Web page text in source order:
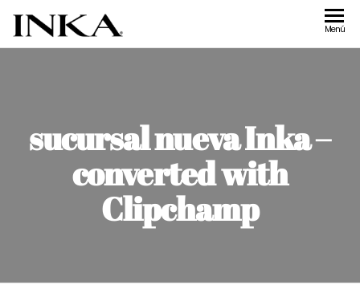
accesorios
Menú
sucursal nueva Inka –
converted with
Clipchamp